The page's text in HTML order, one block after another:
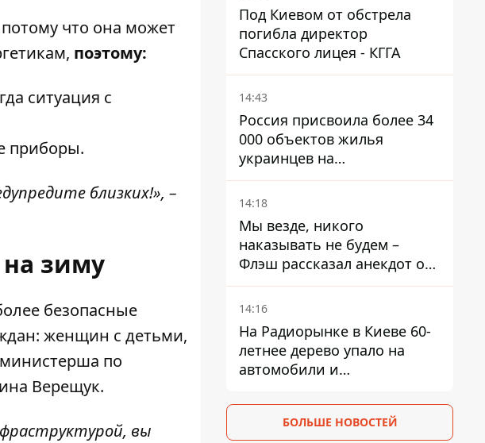
что она может
поэтому:
ситуация с
приборы.
близких!», –
на зиму
безопасные
женщин с детьми,
министерша по
Верещук.
вы
Под Киевом от обстрела
погибла директор
Спасского лицея - КГГА
14:43
Россия присвоила более 34
000 объектов жилья
украинцев на
оккупированных
территориях -
14:18
Мы везде, никого
наказывать не будем –
Флэш рассказал анекдот о
незаменимой работе
связистов на фронте
14:16
На Радиорынке в Киеве 60-
летнее дерево упало на
автомобили и
подробности
БОЛЬШЕ НОВОСТЕЙ